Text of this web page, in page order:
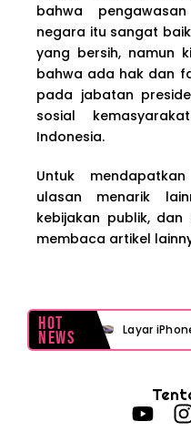
bahwa
negara itu sangat
yang bersih, namun
bahwa ada hak dan
pada jabatan
sosial
Indonesia.
Untuk
ulasan menarik
kebijakan publik,
membaca artikel
Hot
News